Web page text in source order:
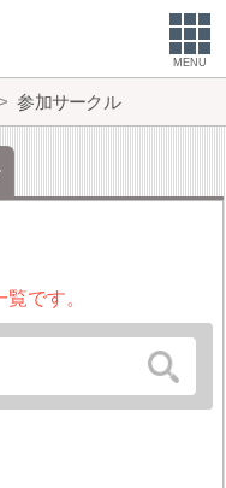
MENU
参加サークル
です。